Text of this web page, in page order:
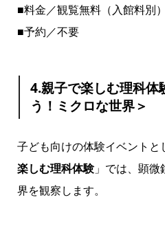
■料金／観覧無料（入館料別）
■予約／不要
4.親子で楽しむ理科体
う！ミクロな世界＞
子ども向けの体験イベントと
楽しむ理科体験」では、顕微
界を観察します。